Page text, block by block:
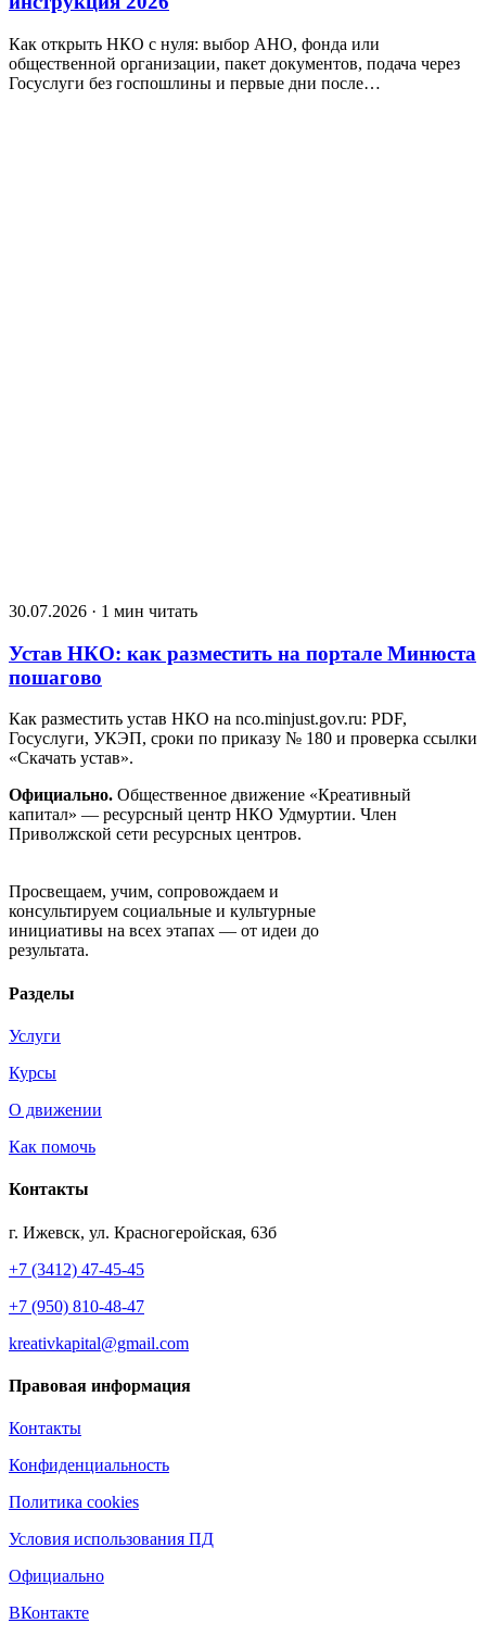
Как открыть НКО с нуля: выбор АНО, фонда или
общественной организации, пакет документов, подача через
Госуслуги без госпошлины и первые дни после…
30.07.2026 · 1 мин читать
Устав НКО: как разместить на портале Минюста
пошагово
Как разместить устав НКО на nco.minjust.gov.ru: PDF,
Госуслуги, УКЭП, сроки по приказу № 180 и проверка ссылки
«Скачать устав».
Официально. Общественное движение «Креативный
капитал» — ресурсный центр НКО Удмуртии. Член
Приволжской сети ресурсных центров.
Просвещаем, учим, сопровождаем и
консультируем социальные и культурные
инициативы на всех этапах — от идеи до
результата.
Разделы
Услуги
Курсы
О движении
Как помочь
Контакты
г. Ижевск, ул. Красногеройская, 63б
+7 (3412) 47-45-45
+7 (950) 810-48-47
kreativkapital@gmail.com
Правовая информация
Контакты
Конфиденциальность
Политика cookies
Условия использования ПД
Официально
ВКонтакте